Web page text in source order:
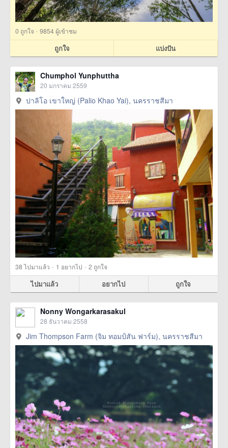
0 ถูกใจ · 9854 ผู้เข้าชม
ถูกใจ แบ่งปัน
Chumphol Yunphuttha
20 มกราคม 2559
ปาลิโอ เขาใหญ่ (Palio Khao Yai), นครราชสีมา
38ไปมาแล้ว · 1 อยากไป · 2 ถูกใจ
ไปมาแล้ว อยากไป ถูกใจ
Nonny Wongarkarasakul
28 ธันวาคม 2558
Jim Thompson Farm (จิม ทอมป์สัน ฟาร์ม), นครราชสีมา